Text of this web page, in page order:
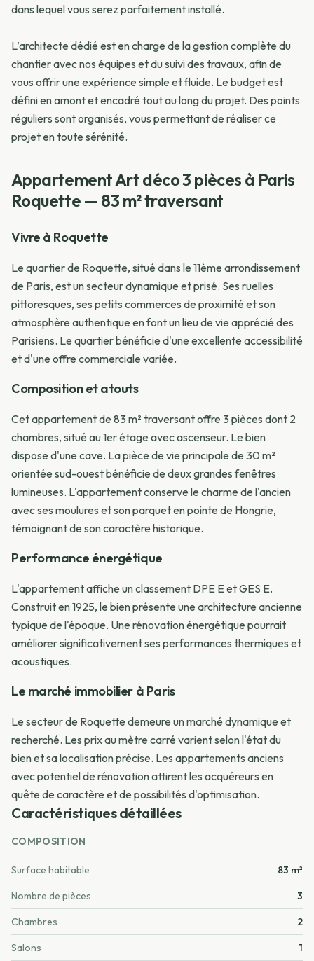
dans lequel vous serez parfaitement installé.
L’architecte dédié est en charge de la gestion complète du
chantier avec nos équipes et du suivi des travaux, afin de
vous offrir une expérience simple et fluide. Le budget est
défini en amont et encadré tout au long du projet. Des points
réguliers sont organisés, vous permettant de réaliser ce
projet en toute sérénité.
Appartement Art déco 3 pièces à Paris
Roquette — 83 m² traversant
Vivre à Roquette
Le quartier de Roquette, situé dans le 11ème arrondissement
de Paris, est un secteur dynamique et prisé. Ses ruelles
pittoresques, ses petits commerces de proximité et son
atmosphère authentique en font un lieu de vie apprécié des
Parisiens. Le quartier bénéficie d'une excellente accessibilité
et d'une offre commerciale variée.
Composition et atouts
Cet appartement de 83 m² traversant offre 3 pièces dont 2
chambres, situé au 1er étage avec ascenseur. Le bien
dispose d'une cave. La pièce de vie principale de 30 m²
orientée sud-ouest bénéficie de deux grandes fenêtres
lumineuses. L'appartement conserve le charme de l'ancien
avec ses moulures et son parquet en pointe de Hongrie,
témoignant de son caractère historique.
Performance énergétique
L'appartement affiche un classement DPE E et GES E.
Construit en 1925, le bien présente une architecture ancienne
typique de l'époque. Une rénovation énergétique pourrait
améliorer significativement ses performances thermiques et
acoustiques.
Le marché immobilier à Paris
Le secteur de Roquette demeure un marché dynamique et
recherché. Les prix au mètre carré varient selon l'état du
bien et sa localisation précise. Les appartements anciens
avec potentiel de rénovation attirent les acquéreurs en
quête de caractère et de possibilités d'optimisation.
Caractéristiques détaillées
COMPOSITION
Surface habitable 83 m²
Nombre de pièces 3
Chambres 2
Salons 1